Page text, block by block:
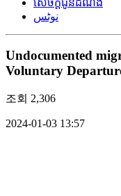
نوٹس
Undocumented
Voluntary
조회 2,306
2024-01-03 13:57